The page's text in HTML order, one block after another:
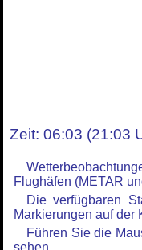
Zeit: 06:03 (21:03
Flughäfen (METAR
Die verfügbaren
Markierungen auf der
Führen Sie die
sehen.